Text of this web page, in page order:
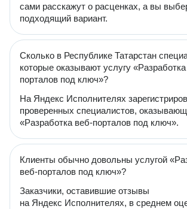
сами расскажут о расценках, а вы
подходящий вариант.
Сколько в Республике Татарстан
которые оказывают услугу
порталов под ключ»?
На Яндекс Исполнителях
проверенных специалистов,
«Разработка веб-порталов под ключ».
Клиенты обычно довольны услугой
веб-порталов под ключ»?
Заказчики, оставившие отзывы
на Яндекс Исполнителях, в среднем